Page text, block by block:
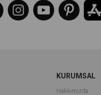
KURUMSAL
Hakkımızda